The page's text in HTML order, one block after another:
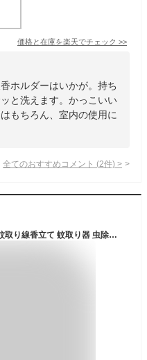
価格と在庫を楽天でチェック >>
ホルダーはいかが。持ち
と洗えます。かっこいい
もちろん、室内の使用に
全てのおすすめコメント (2件) >
蚊取り線香入れ 蚊取り線香ホルダー 蚊取り線香立て 蚊取り器 虫除け 吊り下げ 蚊遣り スチール製